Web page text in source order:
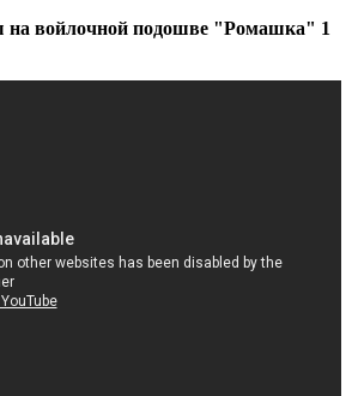
на войлочной подошве "Ромашка" 1